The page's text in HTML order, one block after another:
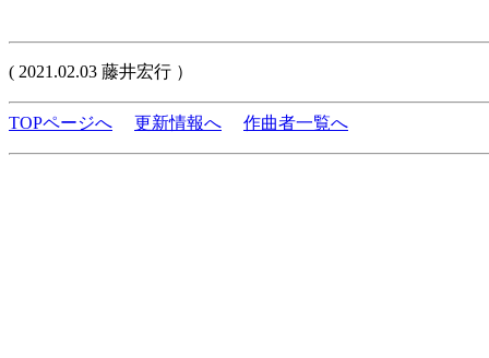
( 2021.02.03 藤井宏行 ）
TOPページへ 更新情報へ 作曲者一覧へ